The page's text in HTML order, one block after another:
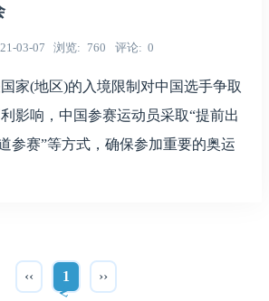
03-07 浏览 760 评论 0
家(地区)的入境限制对中国选手争取
影响，中国参赛运动员采取“提前出
参赛”等方式，确保参加重要的奥运
‹‹ 1 ››